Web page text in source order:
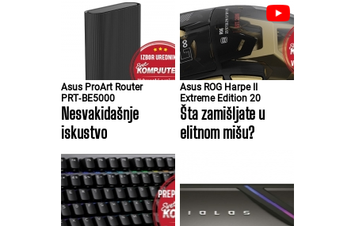
Asus ProArt Router
PRT‑BE5000
Nesvakidašnje
iskustvo
Asus ROG Harpe II
Extreme Edition 20
Šta zamišljate u
elitnom mišu?